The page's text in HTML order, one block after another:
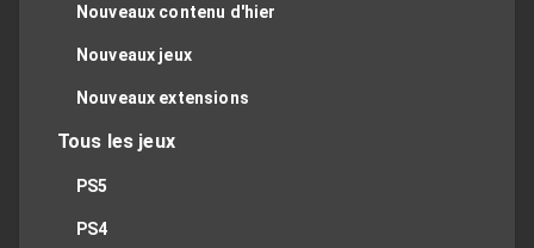
Nouveaux contenu d'hier
Nouveaux jeux
Nouveaux extensions
Tous les jeux
PS5
PS4